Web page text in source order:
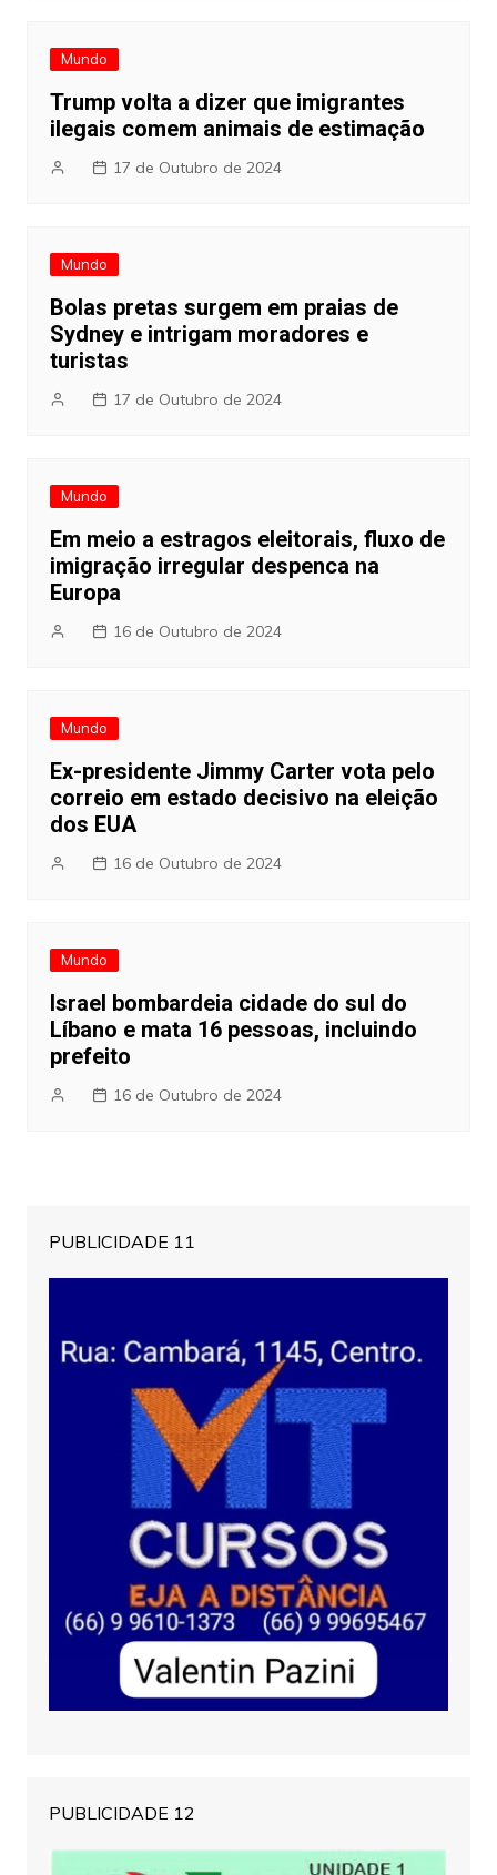
Mundo
Trump volta a dizer que imigrantes
ilegais comem animais de estimação
17 de Outubro de 2024
Mundo
Bolas pretas surgem em praias de
Sydney e intrigam moradores e
turistas
17 de Outubro de 2024
Mundo
Em meio a estragos eleitorais, fluxo de
imigração irregular despenca na
Europa
16 de Outubro de 2024
Mundo
Ex-presidente Jimmy Carter vota pelo
correio em estado decisivo na eleição
dos EUA
16 de Outubro de 2024
Mundo
Israel bombardeia cidade do sul do
Líbano e mata 16 pessoas, incluindo
prefeito
16 de Outubro de 2024
PUBLICIDADE 11
PUBLICIDADE 12